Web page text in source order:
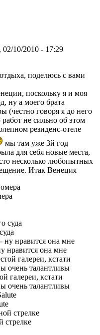
10/2010 - 17:29
поделюсь с вами
поскольку я и моя
ну а моего брата
(честно говоря я до него
не сильно об этом
резиденс-отеле
мы там уже 3й год
для себя новые места,
несколько любопытных
Итак Венеция
она мне
галереи, кстати
очень талантливы
стрелке